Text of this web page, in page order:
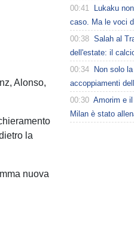
Alonso,
la
nuova
00:41
Lukaku
caso. Ma le voci
00:38 Salah al
dell'estate: il
00:34
Non solo
accoppiamenti
00:30 Amorim e
Milan è stato